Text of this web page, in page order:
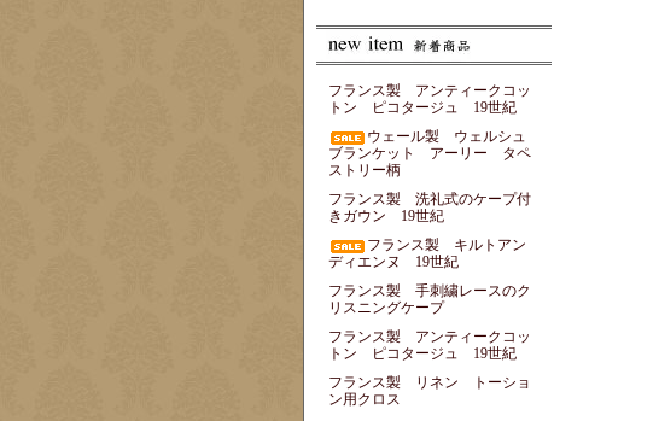
フランス製 アンティークコッ
トン ピコタージュ 19世紀
ウェール製 ウェルシュ
ブランケット アーリー タペ
ストリー柄
フランス製 洗礼式のケープ付
きガウン 19世紀
フランス製 キルトアン
ディエンヌ 19世紀
フランス製 手刺繍レースのク
リスニングケープ
フランス製 アンティークコッ
トン ピコタージュ 19世紀
フランス製 リネン トーショ
ン用クロス